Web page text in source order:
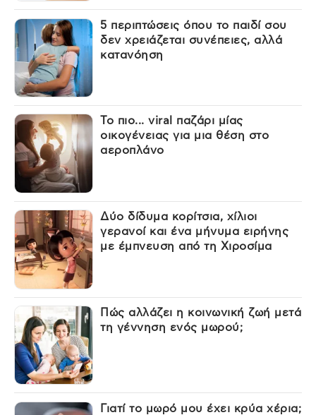
5 περιπτώσεις όπου το παιδί σου
δεν χρειάζεται συνέπειες, αλλά
κατανόηση
Το πιο... viral παζάρι μίας
οικογένειας για μια θέση στο
αεροπλάνο
Δύο δίδυμα κορίτσια, χίλιοι
γερανοί και ένα μήνυμα ειρήνης
με έμπνευση από τη Χιροσίμα
Πώς αλλάζει η κοινωνική ζωή μετά
τη γέννηση ενός μωρού;
Γιατί το μωρό μου έχει κρύα χέρια;